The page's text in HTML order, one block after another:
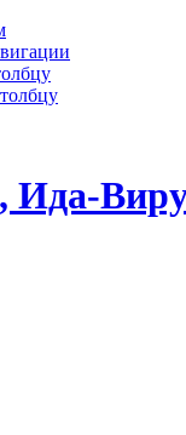
Ида-